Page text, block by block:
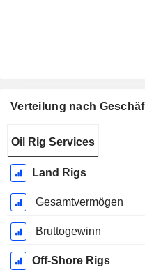
Verteilung nach
Geschäftsjahres:
Dezember
Oil Rig Services
Land Rigs
Gesamtvermögen
Bruttogewinn
Off-Shore Rigs